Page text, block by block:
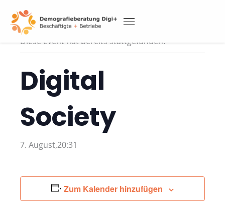
content
« Alle Veranstaltungen
Diese event hat bereits stattgefunden.
Digital
Society
7. August,20:31
Zum Kalender hinzufügen